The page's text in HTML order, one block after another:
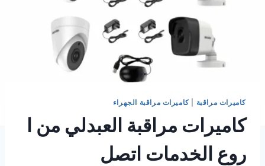
كاميرات مراقبة |كاميرات مراقبة الجهراء
كاميرات مراقبة العبدلي من ا
روع الخدمات اتصل